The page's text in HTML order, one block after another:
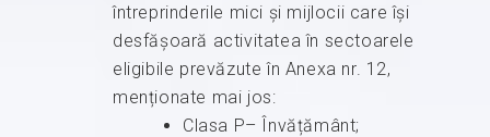
întreprinderile mici și mijlocii care își
desfășoară activitatea în sectoarele
eligibile prevăzute în Anexa nr. 12,
menționate mai jos:
Clasa P– Învățământ;